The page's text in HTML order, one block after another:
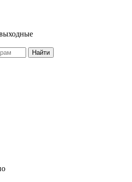
Найти